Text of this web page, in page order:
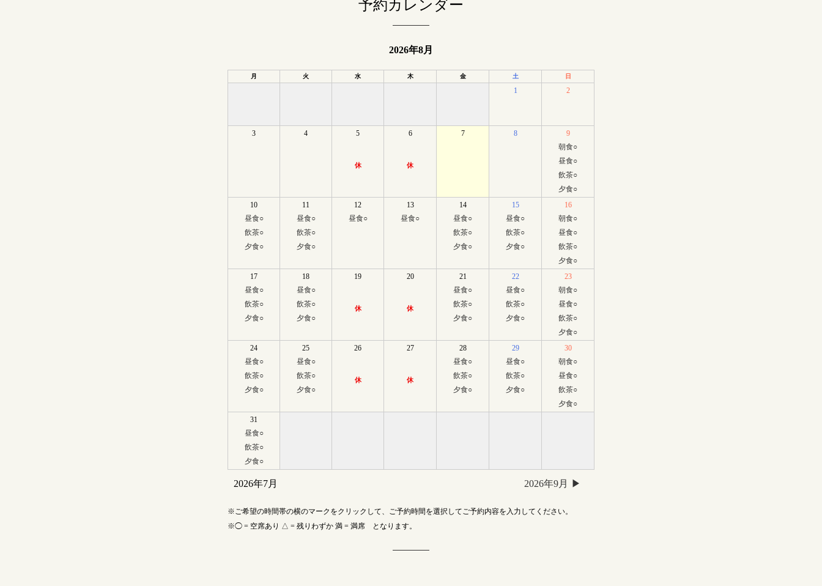
予約カレンダー
2026年8月
月 火 水 木 金 土 日
1 2
3 4 5
休
6
休
7 8
9
朝食○
昼食○
飲茶○
夕食○
10
昼食○
飲茶○
夕食○
11
昼食○
飲茶○
夕食○
12
昼食○
13
昼食○
14
昼食○
飲茶○
夕食○
15
昼食○
飲茶○
夕食○
16
朝食○
昼食○
飲茶○
夕食○
17
昼食○
飲茶○
夕食○
18
昼食○
飲茶○
夕食○
19
休
20
休
21
昼食○
飲茶○
夕食○
22
昼食○
飲茶○
夕食○
23
朝食○
昼食○
飲茶○
夕食○
24
昼食○
飲茶○
夕食○
25
昼食○
飲茶○
夕食○
26
休
27
休
28
昼食○
飲茶○
夕食○
29
昼食○
飲茶○
夕食○
30
朝食○
昼食○
飲茶○
夕食○
31
昼食○
飲茶○
夕食○
2026年7月 2026年9月
ご希望の時間帯の横のマークをクリックして、ご予約時間を選択してご予約内容を入力してください。
◯ = 空席あり △ = 残りわずか 満 = 満席 となります。